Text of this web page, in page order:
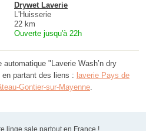
Drywet Laverie
L'Huisserie
22 km
Ouverte jusqu'à 22h
"Laverie Wash’n dry
partant des liens : laverie Pays de
Gontier-sur-Mayenne.